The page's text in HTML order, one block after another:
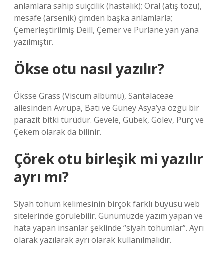
anlamlara sahip suiçcilik (hastalık); Oral (atış tozu),
mesafe (arsenik) çimden başka anlamlarla;
Çemerleştirilmiş Deill, Çemer ve Purlane yan yana
yazılmıştır.
Ökse otu nasıl yazılır?
Öksse Grass (Viscum albümü), Santalaceae
ailesinden Avrupa, Batı ve Güney Asya’ya özgü bir
parazit bitki türüdür. Gevele, Gübek, Gölev, Purç ve
Çekem olarak da bilinir.
Çörek otu birleşik mi yazılır
ayrı mı?
Siyah tohum kelimesinin birçok farklı büyüsü web
sitelerinde görülebilir. Günümüzde yazım yapan ve
hata yapan insanlar şeklinde “siyah tohumlar”. Ayrı
olarak yazılarak ayrı olarak kullanılmalıdır.